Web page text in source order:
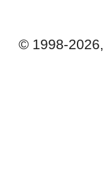
© 1998-2026,